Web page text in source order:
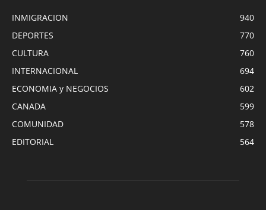
INMIGRACION
940
DEPORTES
770
CULTURA
760
INTERNACIONAL
694
ECONOMIA y NEGOCIOS
602
CANADA
599
COMUNIDAD
578
EDITORIAL
564